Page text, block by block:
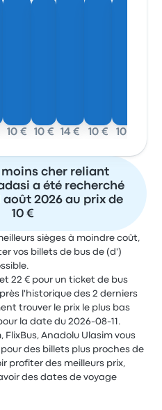
10 € 10 € 14 € 10 € 10 €
moins cher reliant
a été recherché
août 2026 au prix de
10 €
sièges à moindre coût,
vos billets de bus de (d')
22 € pour un ticket de bus
l'historique des 2 derniers
trouver le prix le plus bas
la date du 2026-08-11.
FlixBus, Anadolu Ulasim vous
des billets plus proches de
profiter des meilleurs prix,
des dates de voyage